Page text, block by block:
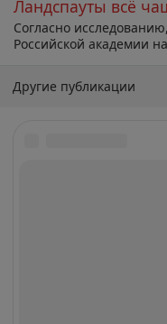
Ландспауты всё
Согласно
Российской академии
Другие публикации